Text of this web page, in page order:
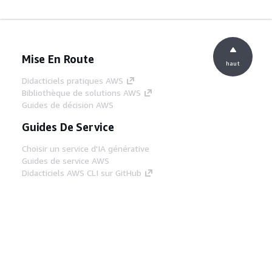
Mise En Route
Didacticiels pratiques AWS
Bibliothèque de solutions AWS
Guides de décision AWS
Guides De Service
Choisir un service d'IA générative
Guides de service AWS
Didacticiels AWS CLI sur GitHub
haut